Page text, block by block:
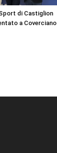
di Castiglion
a Coverciano